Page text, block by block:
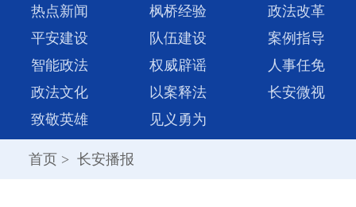
热点新闻
枫桥经验
政法改革
平安建设
队伍建设
案例指导
智能政法
权威辟谣
人事任免
政法文化
以案释法
长安微视
致敬英雄
见义勇为
首页 > 长安播报